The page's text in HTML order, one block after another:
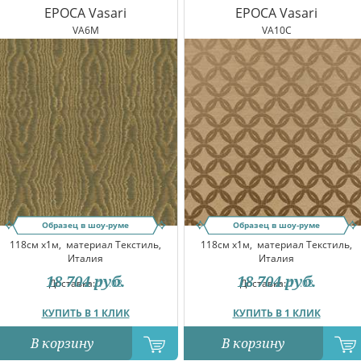
EPOCA Vasari
VA6M
Образец в шоу-руме
118см x1м, материал Текстиль,
Италия
Доставка:11.08
КУПИТЬ В 1 КЛИК
18 704 руб.
В корзину
EPOCA Vasari
VA10C
Образец в шоу-руме
118см x1м, материал Текстиль,
Италия
Доставка:11.08
КУПИТЬ В 1 КЛИК
18 704 руб.
В корзину